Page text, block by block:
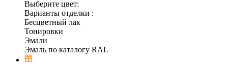
Выберите цвет:
Варианты отделки :
Бесцветный лак
Тонировки
Эмали
Эмаль по каталогу RAL